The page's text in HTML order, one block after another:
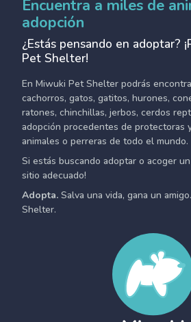
Encuentra a miles de
adopción
¿Estás pensando en adoptar?
Pet Shelter!
En Miwuki Pet Shelter podrás
cachorros, gatos, gatitos, hurones,
ratones, chinchillas, jerbos, cerdos
adopción procedentes de protectoras
animales o perreras de todo el mundo.
Si estás buscando adoptar o acoger
sitio adecuado!
Adopta. Salva una vida, gana un
Shelter.